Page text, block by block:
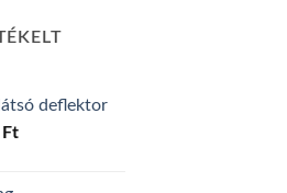
deflektor
Ft